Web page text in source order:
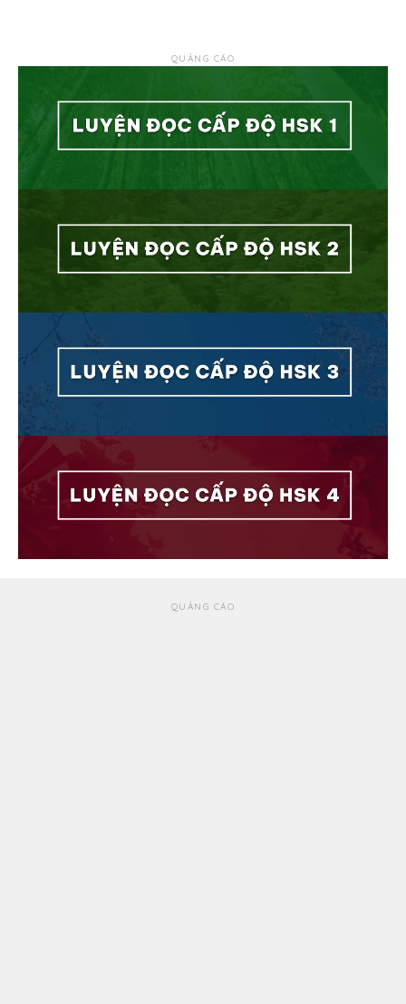
QUẢNG CÁO
QUẢNG CÁO